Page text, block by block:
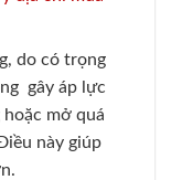
do có trọng
gây áp lực
mở quá
này giúp